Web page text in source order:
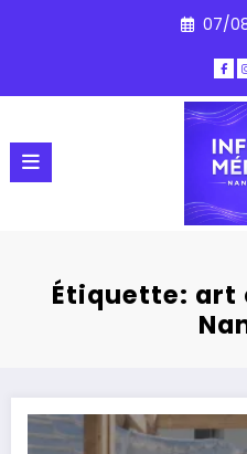
07/
Étiquette: art